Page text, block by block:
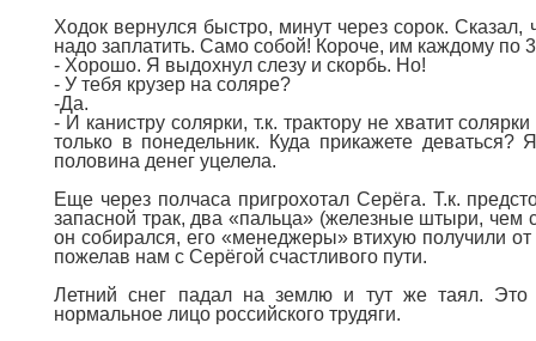
Ходок вернулся быстро, минут через сорок.
надо заплатить. Само собой! Короче, им каждому по
- Хорошо. Я выдохнул слезу и скорбь. Но!
- У тебя крузер на соляре?
-Да.
- И канистру солярки, т.к. трактору не хватит
только в понедельник. Куда прикажете
половина денег уцелела.
Еще через полчаса пригрохотал Серёга. Т.к.
запасной трак, два «пальца» (железные штыри, чем
он собирался, его «менеджеры» втихую получили
пожелав нам с Серёгой счастливого пути.
Летний снег падал на землю и тут же таял.
нормальное лицо российского трудяги.